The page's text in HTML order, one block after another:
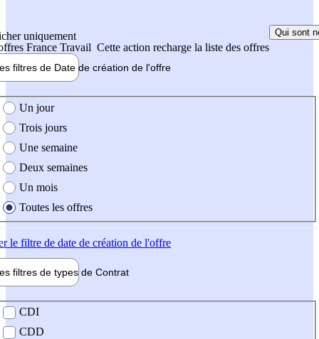
uniquement
France Travail Cette action recharge la liste des offres
Qui sont
filtres de Date de création de l'offre
création de l'offre
Un jour
Trois jours
Une semaine
Deux semaines
Un mois
Toutes les offres
le filtre de date de création de l'offre
filtres de types de Contrat
contrat
CDI
CDD